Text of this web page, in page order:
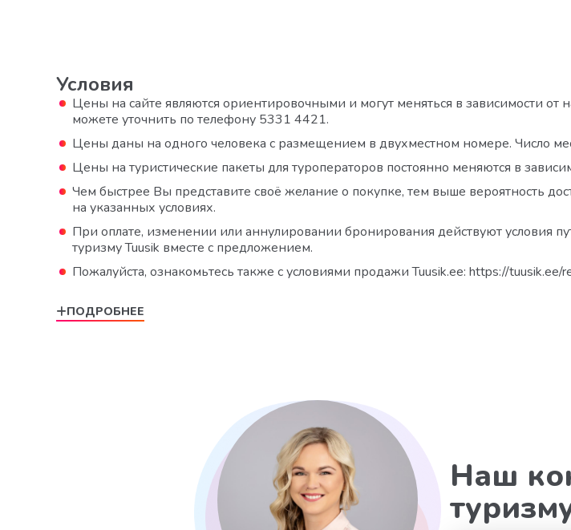
Условия
Цены на сайте являются ориентировочными и могут меняться в зависимости от
можете уточнить по телефону 5331 4421.
Цены даны на одного человека с размещением в двухместном номере. Число
Цены на туристические пакеты для туроператоров постоянно меняются в
Чем быстрее Вы представите своё желание о покупке, тем выше вероятность
на указанных условиях.
При оплате, изменении или аннулировании бронирования действуют условия
туризму Tuusik вместе с предложением.
Пожалуйста, ознакомьтесь также с условиями продажи Tuusik.ee: https://tuusik.ee/
ПОДРОБНЕЕ
Наш